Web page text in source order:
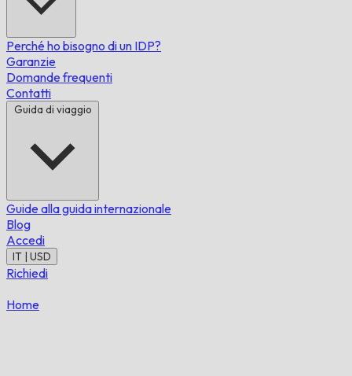
Perché ho bisogno di un IDP?
Garanzie
Domande frequenti
Contatti
Guida di viaggio
Guide alla guida internazionale
Blog
Accedi
IT | USD
Richiedi
Home